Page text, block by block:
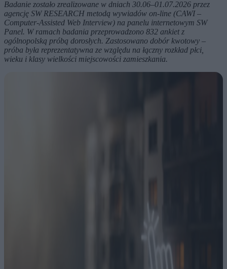
Badanie zostało zrealizowane w dniach 30.06–01.07.2026 przez
agencję SW RESEARCH metodą wywiadów on‑line (CAWI –
Computer‑Assisted Web Interview) na panelu internetowym SW
Panel. W ramach badania przeprowadzono 832 ankiet z
ogólnopolską próbą dorosłych. Zastosowano dobór kwotowy –
próba była reprezentatywna ze względu na łączny rozkład płci,
wieku i klasy wielkości miejscowości zamieszkania.